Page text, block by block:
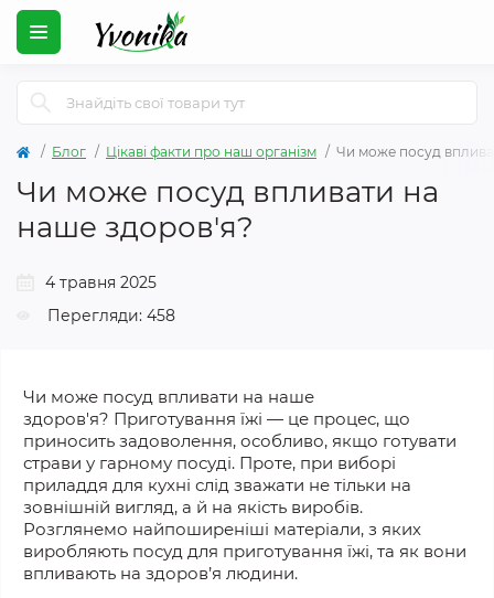
Блог Цікаві факти про наш організм Чи може посуд
Чи може посуд впливати на
наше здоров'я?
4 травня 2025
Перегляди: 458
Чи може посуд впливати на наше
здоров'я? Приготування їжі — це процес, що
приносить задоволення, особливо, якщо готувати
страви у гарному посуді. Проте, при виборі
приладдя для кухні слід зважати не тільки на
зовнішній вигляд, а й на якість виробів.
Розглянемо найпоширеніші матеріали, з яких
виробляють посуд для приготування їжі, та як вони
впливають на здоров’я людини.